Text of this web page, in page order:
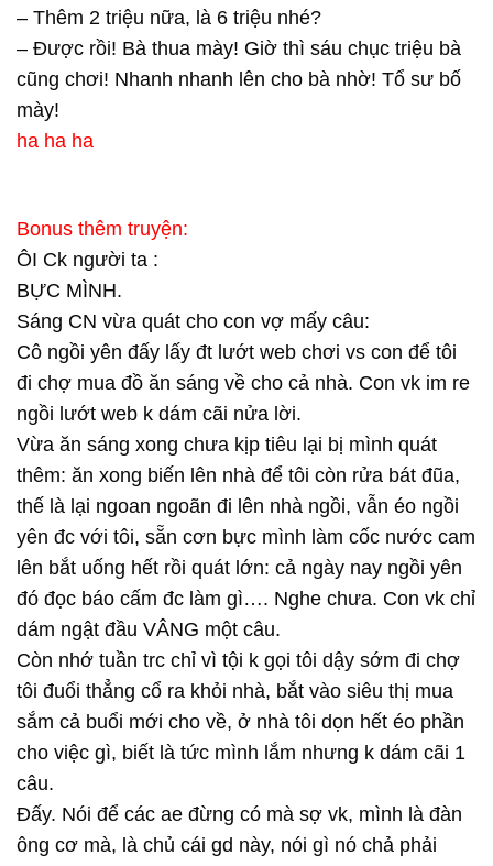
– Thêm 2 triệu nữa, là 6 triệu nhé?
– Được rồi! Bà thua mày! Giờ thì sáu chục triệu bà
cũng chơi! Nhanh nhanh lên cho bà nhờ! Tổ sư bố
mày!
ha ha ha
Bonus thêm truyện:
ÔI Ck người ta :
BỰC MÌNH.
Sáng CN vừa quát cho con vợ mấy câu:
Cô ngồi yên đấy lấy đt lướt web chơi vs con để tôi
đi chợ mua đồ ăn sáng về cho cả nhà. Con vk im re
ngồi lướt web k dám cãi nửa lời.
Vừa ăn sáng xong chưa kịp tiêu lại bị mình quát
thêm: ăn xong biến lên nhà để tôi còn rửa bát đũa,
thế là lại ngoan ngoãn đi lên nhà ngồi, vẫn éo ngồi
yên đc với tôi, sẵn cơn bực mình làm cốc nước cam
lên bắt uống hết rồi quát lớn: cả ngày nay ngồi yên
đó đọc báo cấm đc làm gì…. Nghe chưa. Con vk chỉ
dám ngật đầu VÂNG một câu.
Còn nhớ tuần trc chỉ vì tội k gọi tôi dậy sớm đi chợ
tôi đuổi thẳng cổ ra khỏi nhà, bắt vào siêu thị mua
sắm cả buổi mới cho về, ở nhà tôi dọn hết éo phần
cho việc gì, biết là tức mình lắm nhưng k dám cãi 1
câu.
Đấy. Nói để các ae đừng có mà sợ vk, mình là đàn
ông cơ mà, là chủ cái gd này, nói gì nó chả phải